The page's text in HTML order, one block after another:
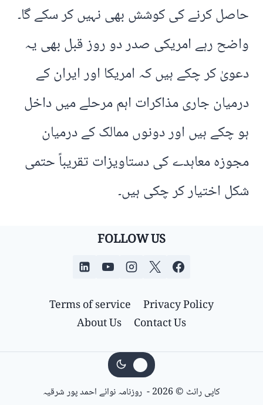
حاصل کرنے کی کوشش بھی نہیں کر سکے گا۔
واضح رہے امریکی صدر دو روز قبل بھی یہ
دعویٰ کر چکے ہیں کہ امریکا اور ایران کے
درمیان جاری مذاکرات اہم مرحلے میں داخل
ہو چکے ہیں اور دونوں ممالک کے درمیان
مجوزہ معاہدے کی دستاویزات تقریباً حتمی
شکل اختیار کر چکی ہیں۔
FOLLOW US
Privacy Policy
Terms of service
Contact Us
About Us
کاپی رائٹ © 2026 - روزنامہ نوائے احمد پور شرقیہ